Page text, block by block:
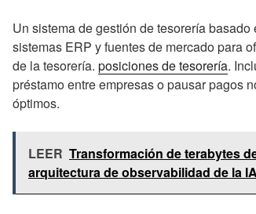
Un sistema de gestión de tesorería
sistemas ERP y fuentes de mercado para
de la tesorería. posiciones de tesorería.
préstamo entre empresas o pausar pagos
óptimos.
LEER Transformación de terabytes
arquitectura de observabilidad de la